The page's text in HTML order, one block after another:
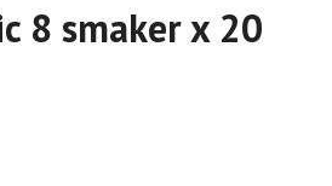
8 smaker x 20